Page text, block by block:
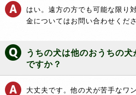
はい。遠方の方でも可能な限り
金についてはお問い合わせくださ
うちの犬は他のおうちの
ですか？
大丈夫です。他の犬が苦手なワ